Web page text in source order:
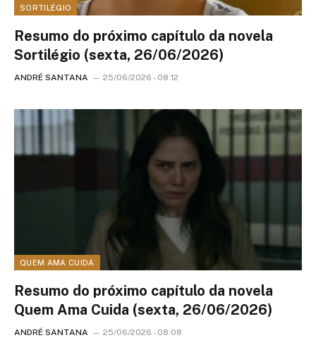
SORTILÉGIO
Resumo do próximo capítulo da novela
Sortilégio (sexta, 26/06/2026)
ANDRÉ SANTANA 25/06/2026 - 08:12
QUEM AMA CUIDA
Resumo do próximo capítulo da novela
Quem Ama Cuida (sexta, 26/06/2026)
ANDRÉ SANTANA 25/06/2026 - 08:08